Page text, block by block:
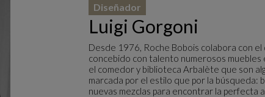
Luigi Gorgoni
Diseñador
Desde 1976, Roche Bobois colabora con
concebido con talento numerosos
el comedor y biblioteca Arbalète que son
marcada por el estilo que por la búsqueda:
nuevas mezclas para encontrar la perfecta